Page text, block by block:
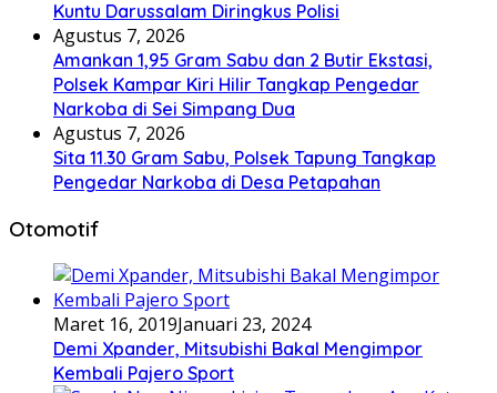
Kuntu Darussalam Diringkus Polisi
Agustus 7, 2026
Amankan 1,95 Gram Sabu dan 2 Butir Ekstasi,
Polsek Kampar Kiri Hilir Tangkap Pengedar
Narkoba di Sei Simpang Dua
Agustus 7, 2026
Sita 11.30 Gram Sabu, Polsek Tapung Tangkap
Pengedar Narkoba di Desa Petapahan
Otomotif
Maret 16, 2019Januari 23, 2024
Demi Xpander, Mitsubishi Bakal Mengimpor
Kembali Pajero Sport